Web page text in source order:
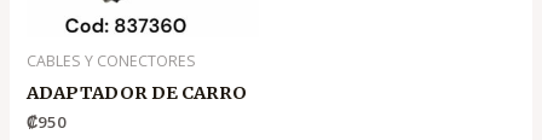
CABLES Y CONECTORES
ADAPTADOR DE CARRO
₡950